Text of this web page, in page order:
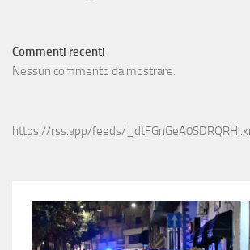
Commenti recenti
Nessun commento da mostrare.
https://rss.app/feeds/